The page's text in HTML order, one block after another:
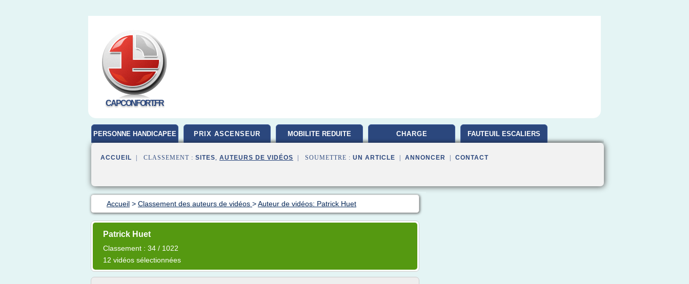
CAPCONFORT.FR
PERSONNE HANDICAPEE PRIX ASCENSEUR MOBILITE REDUITE CHARGE FAUTEUIL ESCALIERS
ACCUEIL | CLASSEMENT : SITES, AUTEURS DE VIDÉOS | SOUMETTRE : UN ARTICLE ANNONCER CONTACT
Accueil > Classement des auteurs de vidéos >Auteur de vidéos: Patrick Huet
Patrick Huet
Classement : 34 / 1022
12 vidéos sélectionnées